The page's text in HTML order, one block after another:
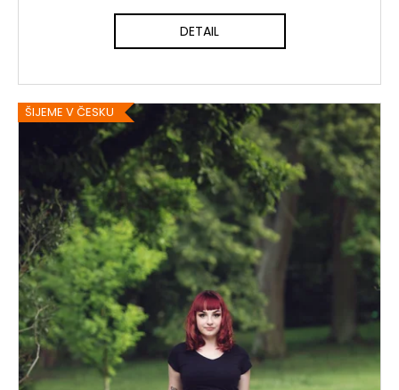
DETAIL
ŠIJEME V ČESKU